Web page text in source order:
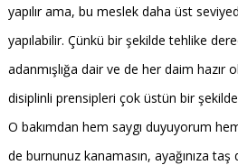
yapılır ama, bu meslek daha üst
yapılabilir. Çünkü bir şekilde tehlike
adanmışlığa dair ve de her daim hazır
disiplinli prensipleri çok üstün bir
O bakımdan hem saygı duyuyorum
de burnunuz kanamasın, ayağınıza